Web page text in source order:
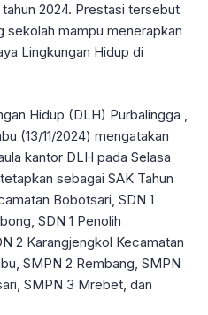
2024. Prestasi tersebut
sekolah mampu menerapkan
Lingkungan Hidup di
Hidup (DLH) Purbalingga ,
(13/11/2024) mengatakan
kantor DLH pada Selasa
sebagai SAK Tahun
Bobotsari, SDN 1
SDN 1 Penolih
2 Karangjengkol Kecamatan
SMPN 2 Rembang, SMPN
SMPN 3 Mrebet, dan